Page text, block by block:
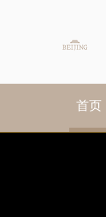
首页